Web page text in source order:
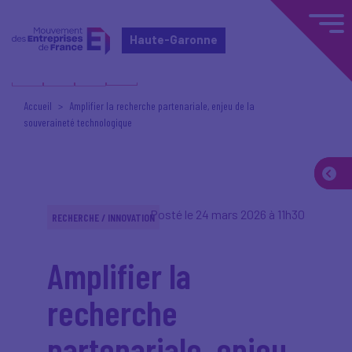
Haute-Garonne
Accueil
Amplifier la recherche partenariale, enjeu de la
souveraineté technologique
Posté le 24 mars 2026 à 11h30
RECHERCHE / INNOVATION
Amplifier la
recherche